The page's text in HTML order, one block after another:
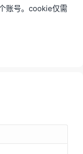
账号。cookie仅需